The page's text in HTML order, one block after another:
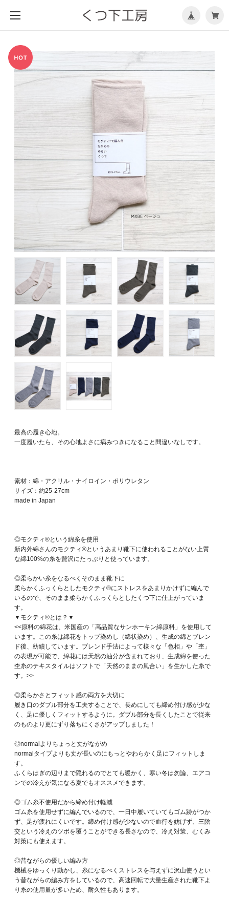
ニ
ュ
を
最高の履き心地。
一度履いたら、その心地よさに病みつきになること間違いなしです。
素材：綿・アクリル・ナイロイン・ポリウレタン
サイズ：約25-27cm
made in Japan
◎モクティ®という綿糸を使用
新内外綿さんのモクティ®︎というあまり靴下に使われることがない上質
な綿100%の糸を贅沢にたっぷりと使っています。
◎柔らかい糸をなるべくそのまま靴下に
柔らかくふっくらとしたモクティ®︎にストレスをあまりかけずに編んで
いるので、そのまま柔らかくふっくらとしたくつ下に仕上がっていま
す。
▼モクティ®とは？▼
<<原料の綿花は、米国産の「高品質なサンホーキン綿原料」を使用して
います。この糸は綿花をトップ染めし（綿状染め）、生成の綿とブレン
ド後、紡績しています。ブレンド手法によって様々な「色相」や「杢」
の表現が可能で、綿花には天然の油分が含まれており、生成綿を使った
杢糸のテキスタイルはソフトで「天然のままの風合い」を生かした糸で
す。>>
◎柔らかさとフィット感の両方を大切に
履き口のダブル部分を工夫することで、長めにしても締め付け感が少な
く、足に優しくフィットするように。ダブル部分を長くしたことで従来
のものより更にずり落ちにくさがアップしました！
◎normalよりちょっと丈がながめ
normalタイプよりも丈が長いのにもっとやわらかく足にフィットしま
す。
ふくらはぎの辺りまで隠れるのでとても暖かく、寒い冬は勿論、エアコ
ンでの冷えが気になる夏でもオススメできます。
◎ゴム糸不使用だから締め付け軽減
ゴム糸を使用せずに編んでいるので、一日中履いていてもゴム跡がつか
ず、足が疲れにくいです。締め付け感が少ないので血行を妨げず、三陰
交という冷えのツボを覆うことができる長さなので、冷え対策、むくみ
対策にも使えます。
◎昔ながらの優しい編み方
機械をゆっくり動かし、糸になるべくストレスを与えずに沢山使うとい
う昔ながらの編み方をしているので、高速回転で大量生産された靴下よ
り糸の使用量が多いため、耐久性もあります。